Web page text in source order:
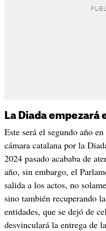
La Diada empezará
Este será el segundo año
cámara catalana por la
2024 pasado acababa de
año, sin embargo, el
salida a los actos, no
sino también recuperando
entidades, que se dejó de
desvinculará la entrega de